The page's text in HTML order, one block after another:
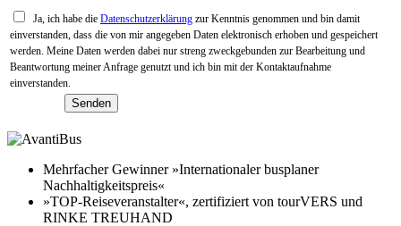
Ja, ich habe die Datenschutzerklärung zur Kenntnis genommen und bin damit
einverstanden, dass die von mir angegeben Daten elektronisch erhoben und gespeichert
werden. Meine Daten werden dabei nur streng zweckgebunden zur Bearbeitung und
Beantwortung meiner Anfrage genutzt und ich bin mit der Kontaktaufnahme
einverstanden.
Mehrfacher Gewinner »Internationaler busplaner
Nachhaltigkeitspreis«
»TOP-Reiseveranstalter«, zertifiziert von tourVERS und
RINKE TREUHAND